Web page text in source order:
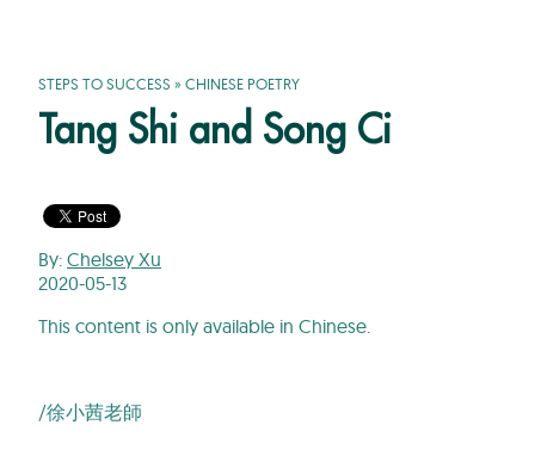
STEPS TO SUCCESS » CHINESE POETRY
Tang Shi and Song Ci
By: Chelsey Xu
2020-05-13
This content is only available in Chinese.
/徐小茜老師